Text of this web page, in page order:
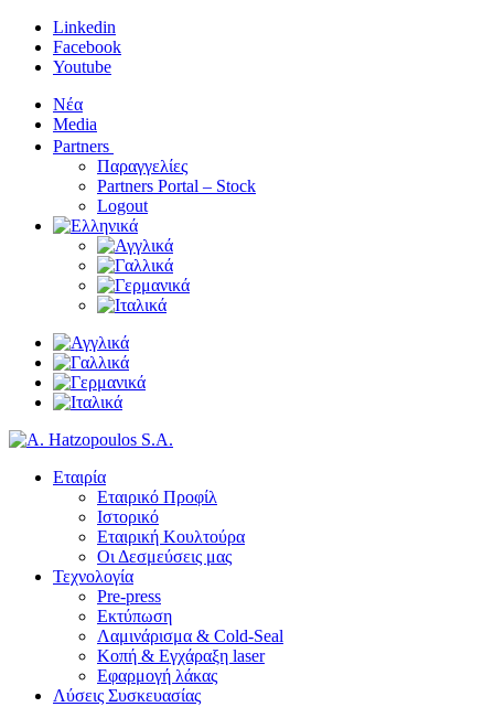
Linkedin
Facebook
Youtube
Νέα
Media
Partners
Παραγγελίες
Partners Portal – Stock
Logout
Εταιρία
Εταιρικό Προφίλ
Ιστορικό
Εταιρική Κουλτούρα
Οι Δεσμεύσεις μας
Τεχνολογία
Pre-press
Εκτύπωση
Λαμινάρισμα & Cold-Seal
Κοπή & Εγχάραξη laser
Εφαρμογή λάκας
Λύσεις Συσκευασίας